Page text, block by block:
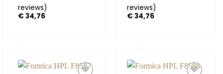
Gewaardeerd
0
uit
reviews)
€34,76
Gewaardeerd
0
uit
reviews)
€34,76